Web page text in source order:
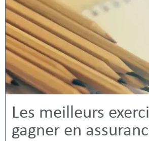
Les meilleurs
gagner en